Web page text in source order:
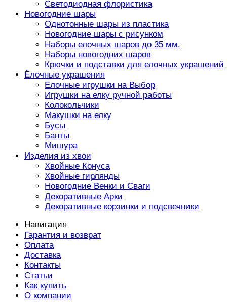
Светодиодная флористика
Новогодние шары
Однотонные шары из пластика
Новогодние шары с рисунком
Наборы елочных шаров до 35 мм.
Наборы новогодних шаров
Крючки и подставки для елочных украшений
Ёлочные украшения
Елочные игрушки на Выбор
Игрушки на елку ручной работы
Колокольчики
Макушки на елку
Бусы
Банты
Мишура
Изделия из хвои
Хвойные Конуса
Хвойные гирлянды
Новогодние Венки и Сваги
Декоративные Арки
Декоративные корзинки и подсвечники
Навигация
Гарантия и возврат
Оплата
Доставка
Контакты
Статьи
Как купить
О компании